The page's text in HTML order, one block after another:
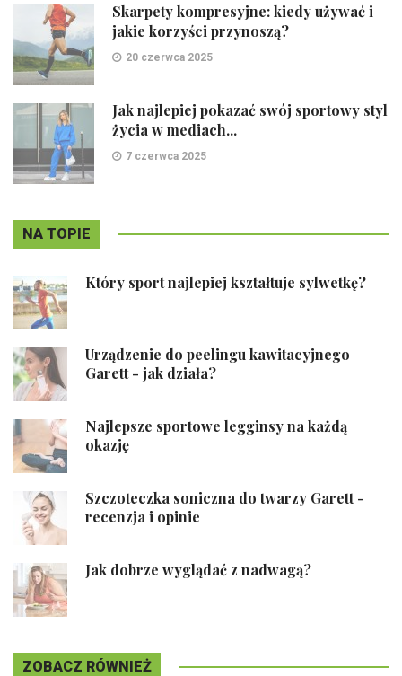
Skarpety kompresyjne: kiedy używać i
jakie korzyści przynoszą?
20 czerwca 2025
Jak najlepiej pokazać swój sportowy styl
życia w mediach...
7 czerwca 2025
NA TOPIE
Który sport najlepiej kształtuje sylwetkę?
Urządzenie do peelingu kawitacyjnego
Garett - jak działa?
Najlepsze sportowe legginsy na każdą
okazję
Szczoteczka soniczna do twarzy Garett -
recenzja i opinie
Jak dobrze wyglądać z nadwagą?
ZOBACZ RÓWNIEŻ